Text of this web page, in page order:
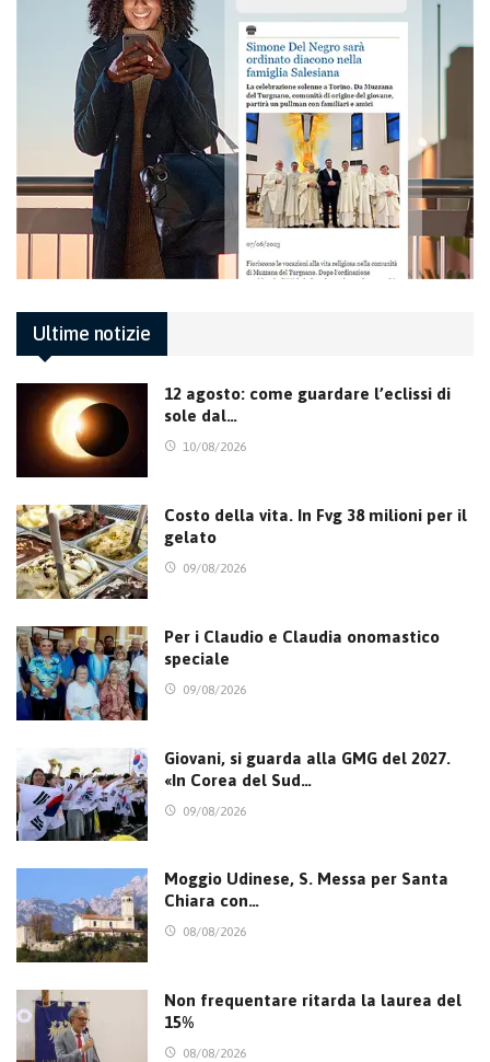
Ultime notizie
12 agosto: come guardare l’eclissi di
sole dal…
10/08/2026
Costo della vita. In Fvg 38 milioni per il
gelato
09/08/2026
Per i Claudio e Claudia onomastico
speciale
09/08/2026
Giovani, si guarda alla GMG del 2027.
«In Corea del Sud…
09/08/2026
Moggio Udinese, S. Messa per Santa
Chiara con…
08/08/2026
Non frequentare ritarda la laurea del
15%
08/08/2026